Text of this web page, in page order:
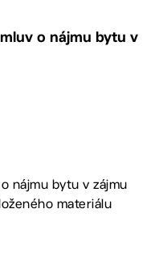
o nájmu bytu v
nájmu bytu v zájmu
materiálu